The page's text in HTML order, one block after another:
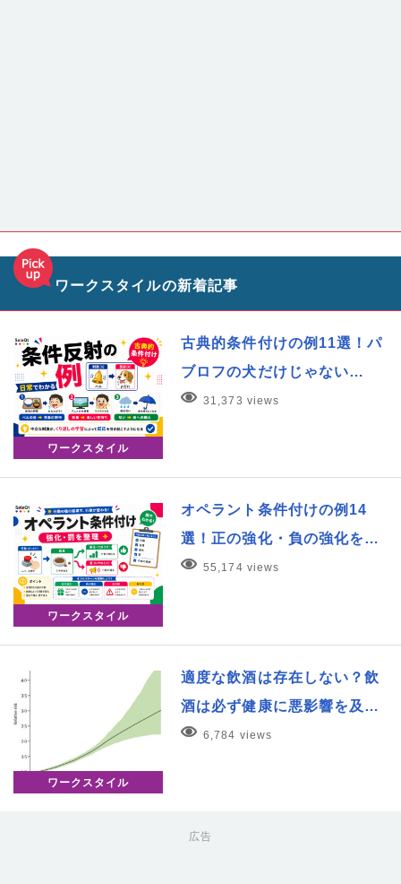
ワークスタイルの新着記事
ワークスタイル
古典的条件付けの例11選！パ
ブロフの犬だけじゃない…
31,373 views
ワークスタイル
オペラント条件付けの例14
選！正の強化・負の強化を…
55,174 views
ワークスタイル
適度な飲酒は存在しない？飲
酒は必ず健康に悪影響を及…
6,784 views
広告